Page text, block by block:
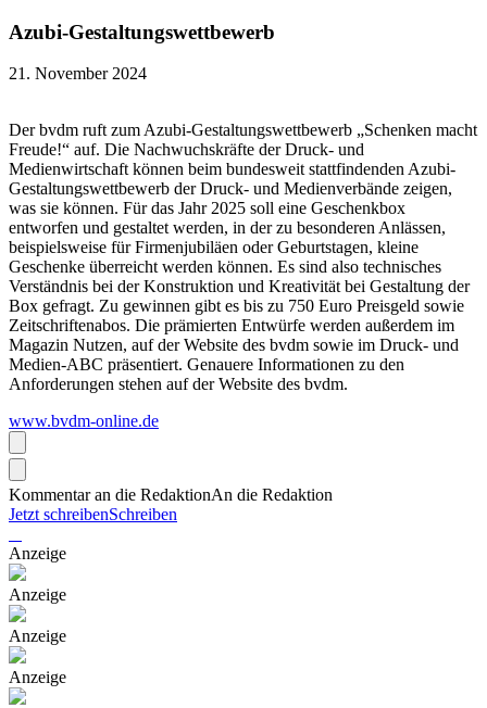
Azubi-Gestaltungswettbewerb
21. November 2024
Der bvdm ruft zum Azubi-Gestaltungswettbewerb „Schenken macht
Freude!“ auf. Die Nachwuchskräfte der Druck- und
Medienwirtschaft können beim bundesweit stattfindenden Azubi-
Gestaltungswettbewerb der Druck- und Medienverbände zeigen,
was sie können. Für das Jahr 2025 soll eine Geschenkbox
entworfen und gestaltet werden, in der zu besonderen Anlässen,
beispielsweise für Firmenjubiläen oder Geburtstagen, kleine
Geschenke überreicht werden können. Es sind also technisches
Verständnis bei der Konstruktion und Kreativität bei Gestaltung der
Box gefragt. Zu gewinnen gibt es bis zu 750 Euro Preisgeld sowie
Zeitschriftenabos. Die prämierten Entwürfe werden außerdem im
Magazin Nutzen, auf der Website des bvdm sowie im Druck- und
Medien-ABC präsentiert. Genauere Informationen zu den
Anforderungen stehen auf der Website des bvdm.
www.bvdm-online.de
Kommentar an die RedaktionAn die Redaktion
Jetzt schreibenSchreiben
Anzeige
Anzeige
Anzeige
Anzeige